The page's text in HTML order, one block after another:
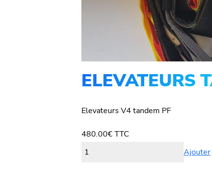
ELEVATEURS
Elevateurs V4 tandem PF
480.00€TTC
Ajouter